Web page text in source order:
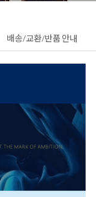
배송/교환/반품 안내